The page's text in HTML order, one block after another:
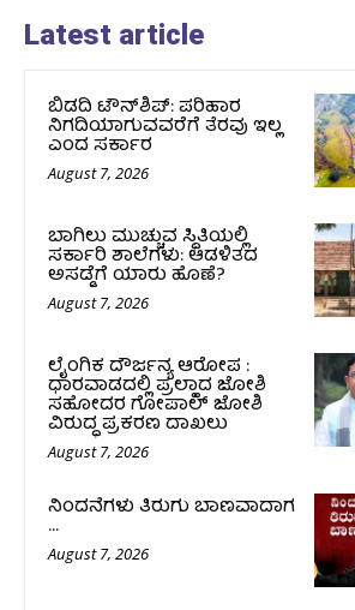
Latest article
ಬಿಡದಿ ಟೌನ್‌ಶಿಪ್‌: ಪರಿಹಾರ
ನಿಗದಿಯಾಗುವವರೆಗೆ ತೆರವು ಇಲ್ಲ
ಎಂದ ಸರ್ಕಾರ
August 7, 2026
ಬಾಗಿಲು ಮುಚ್ಚುವ ಸ್ಥಿತಿಯಲ್ಲಿ
ಸರ್ಕಾರಿ ಶಾಲೆಗಳು: ಆಡಳಿತದ
ಅಸಡ್ಡೆಗೆ ಯಾರು ಹೊಣೆ?
August 7, 2026
ಲೈಂಗಿಕ ದೌರ್ಜನ್ಯ ಆರೋಪ :
ಧಾರವಾಡದಲ್ಲಿ ಪ್ರಲ್ಹಾದ ಜೋಶಿ
ಸಹೋದರ ಗೋಪಾಲ್ ಜೋಶಿ
ವಿರುದ್ಧ ಪ್ರಕರಣ ದಾಖಲು
August 7, 2026
ನಿಂದನೆಗಳು ತಿರುಗು ಬಾಣವಾದಾಗ
…
August 7, 2026